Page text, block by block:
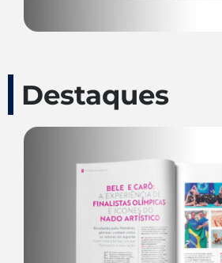
Destaques